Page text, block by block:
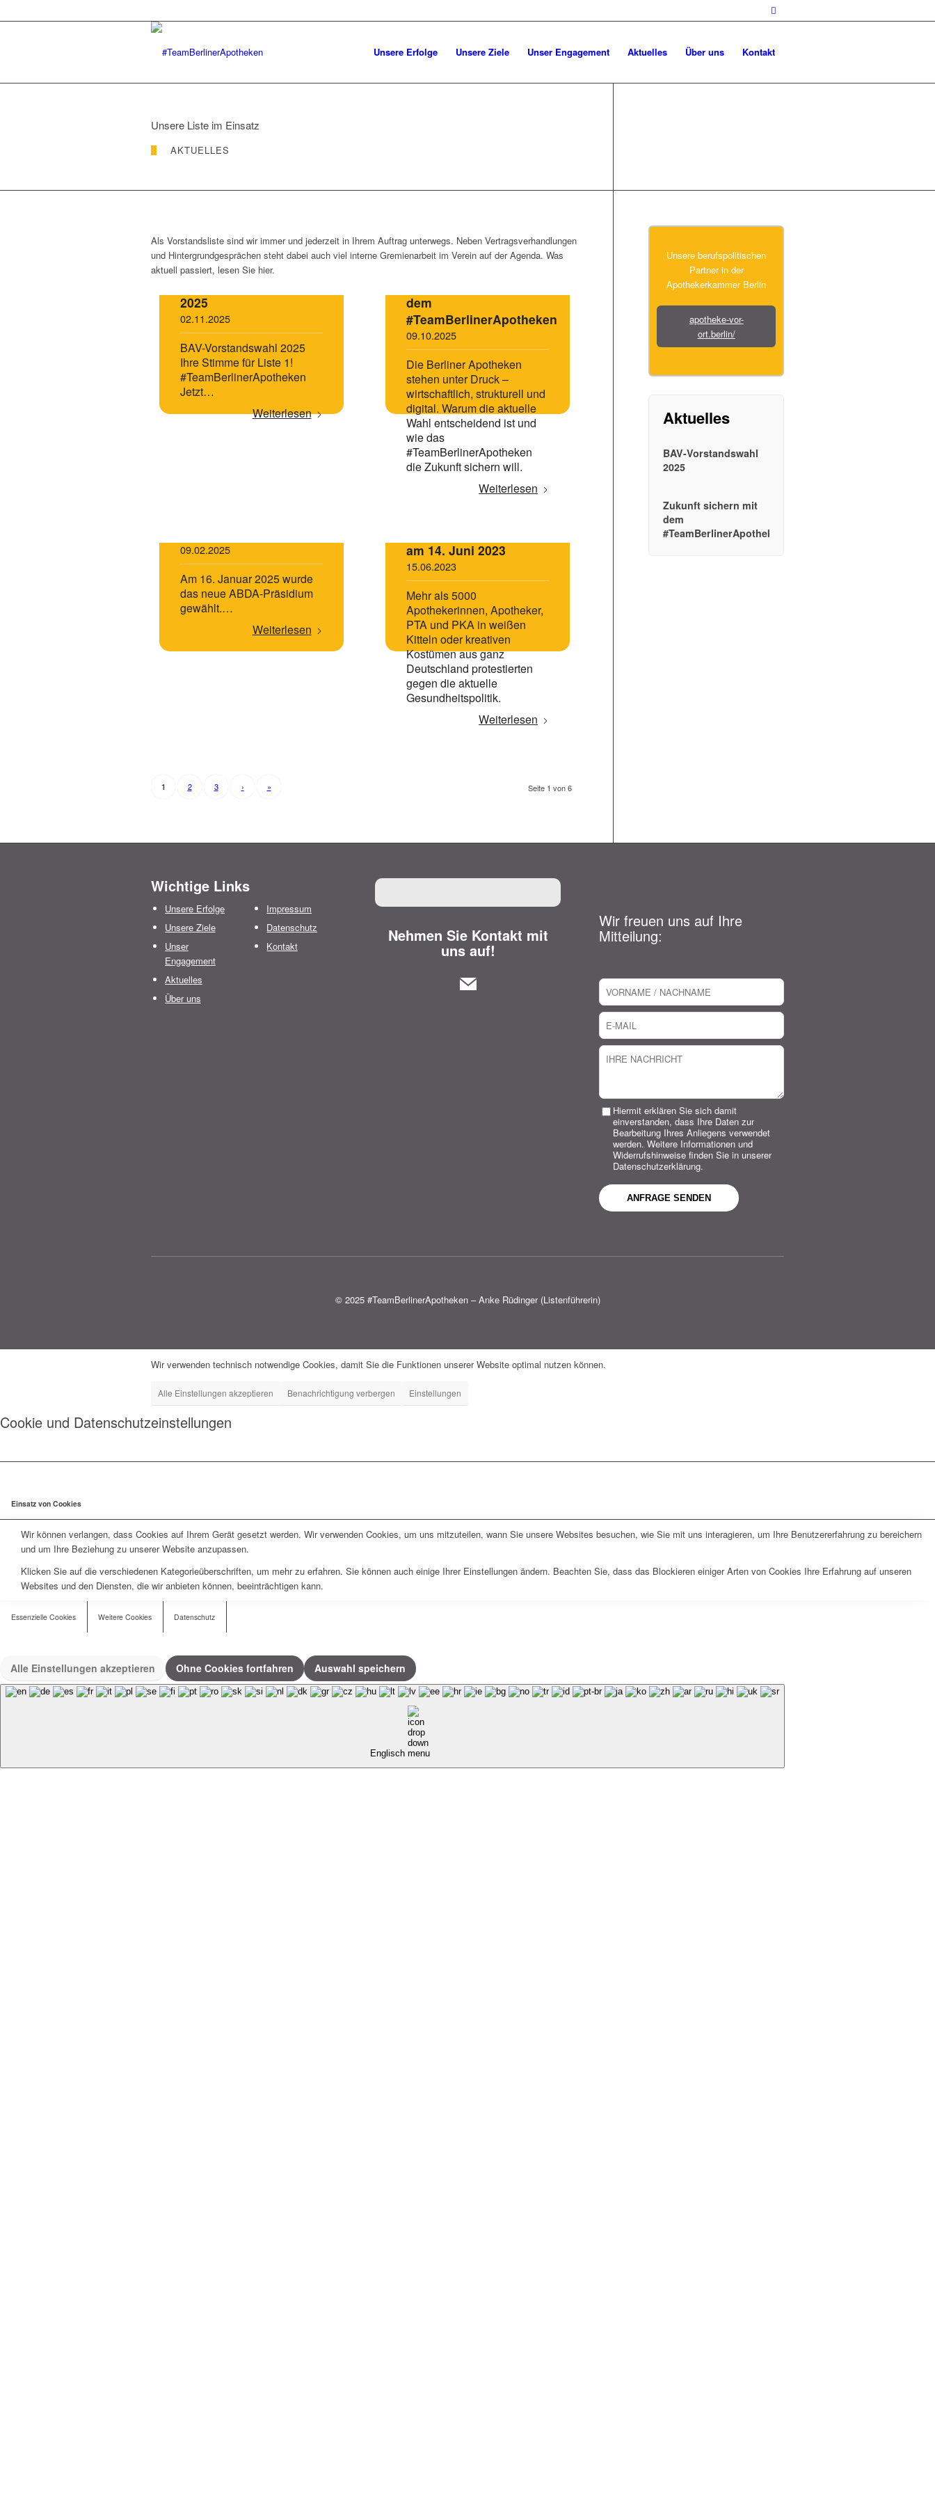
Unsere Erfolge Unsere Ziele Unser Engagement Aktuelles Über uns Kontakt
Unsere Liste im Einsatz
AKTUELLES
Als Vorstandsliste sind wir immer und jederzeit in Ihrem Auftrag unterwegs. Neben Vertragsverhandlungen
und Hintergrundgesprächen steht dabei auch viel interne Gremienarbeit im Verein auf der Agenda. Was
aktuell passiert, lesen Sie hier.
2025
02.11.2025
BAV-Vorstandswahl 2025
Ihre Stimme für Liste 1!
#TeamBerlinerApotheken
Jetzt…
Weiterlesen
dem
#TeamBerlinerApotheken
09.10.2025
Die Berliner Apotheken
stehen unter Druck –
wirtschaftlich, strukturell und
digital. Warum die aktuelle
Wahl entscheidend ist und
wie das
#TeamBerlinerApotheken
die Zukunft sichern will.
Weiterlesen
09.02.2025
Am 16. Januar 2025 wurde
das neue ABDA-Präsidium
gewählt.…
Weiterlesen
am 14. Juni 2023
15.06.2023
Mehr als 5000
Apothekerinnen, Apotheker,
PTA und PKA in weißen
Kitteln oder kreativen
Kostümen aus ganz
Deutschland protestierten
gegen die aktuelle
Gesundheitspolitik.
Weiterlesen
Seite 1 von 6
1 2 3 › »
Unsere berufspolitischen
Partner in der
Apothekerkammer Berlin
apotheke-vor-
ort.berlin/
BAV-Vorstandswahl
2025
Zukunft sichern mit
dem
#TeamBerlinerApotheken
Wichtige Links
Unsere Erfolge
Unsere Ziele
Unser
Engagement
Aktuelles
Über uns
Impressum
Datenschutz
Kontakt
Nehmen Sie Kontakt mit
uns auf!
Wir freuen uns auf Ihre
Mitteilung:
Hiermit erklären Sie sich damit
einverstanden, dass Ihre Daten zur
Bearbeitung Ihres Anliegens verwendet
werden. Weitere Informationen und
Widerrufshinweise finden Sie in unserer
Datenschutzerklärung.
© 2025 #TeamBerlinerApotheken – Anke Rüdinger (Listenführerin)
Wir verwenden technisch notwendige Cookies, damit Sie die Funktionen unserer Website optimal nutzen können.
Alle Einstellungen akzeptieren Benachrichtigung verbergen Einstellungen
Cookie und Datenschutzeinstellungen
Einsatz von Cookies
Wir können verlangen, dass Cookies auf Ihrem Gerät gesetzt werden. Wir verwenden Cookies, um uns mitzuteilen, wann Sie unsere Websites besuchen, wie Sie mit uns interagieren, um Ihre Benutzererfahrung zu bereichern
und um Ihre Beziehung zu unserer Website anzupassen.
Klicken Sie auf die verschiedenen Kategorieüberschriften, um mehr zu erfahren. Sie können auch einige Ihrer Einstellungen ändern. Beachten Sie, dass das Blockieren einiger Arten von Cookies Ihre Erfahrung auf unseren
Websites und den Diensten, die wir anbieten können, beeinträchtigen kann.
Essenzielle Cookies Weitere Cookies Datenschutz
Alle Einstellungen akzeptieren Ohne Cookies fortfahren Auswahl speichern
Englisch